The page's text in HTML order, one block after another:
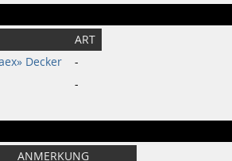
ART
Decker
-
-
ANMERKUNG